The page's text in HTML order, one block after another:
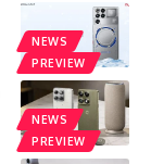
NEWS
PREVIEW
NEWS
PREVIEW